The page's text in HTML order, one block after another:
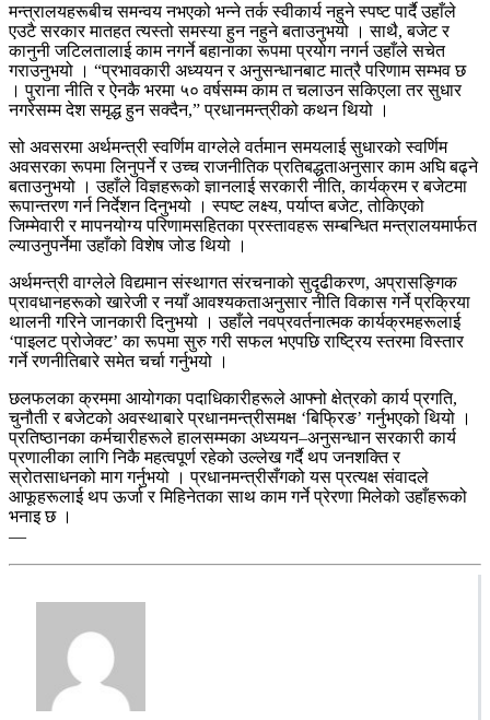
मन्त्रालयहरूबीच समन्वय नभएको भन्ने तर्क स्वीकार्य नहुने स्पष्ट पार्दै उहाँले
एउटै सरकार मातहत त्यस्तो समस्या हुन नहुने बताउनुभयो । साथै, बजेट र
कानुनी जटिलतालाई काम नगर्ने बहानाका रूपमा प्रयोग नगर्न उहाँले सचेत
गराउनुभयो । “प्रभावकारी अध्ययन र अनुसन्धानबाट मात्रै परिणाम सम्भव छ
। पुराना नीति र ऐनकै भरमा ५० वर्षसम्म काम त चलाउन सकिएला तर सुधार
नगरेसम्म देश समृद्ध हुन सक्दैन,” प्रधानमन्त्रीको कथन थियो ।
सो अवसरमा अर्थमन्त्री स्वर्णिम वाग्लेले वर्तमान समयलाई सुधारको स्वर्णिम
अवसरका रूपमा लिनुपर्ने र उच्च राजनीतिक प्रतिबद्धताअनुसार काम अघि बढ्ने
बताउनुभयो । उहाँले विज्ञहरूको ज्ञानलाई सरकारी नीति, कार्यक्रम र बजेटमा
रूपान्तरण गर्न निर्देशन दिनुभयो । स्पष्ट लक्ष्य, पर्याप्त बजेट, तोकिएको
जिम्मेवारी र मापनयोग्य परिणामसहितका प्रस्तावहरू सम्बन्धित मन्त्रालयमार्फत
ल्याउनुपर्नेमा उहाँको विशेष जोड थियो ।
अर्थमन्त्री वाग्लेले विद्यमान संस्थागत संरचनाको सुदृढीकरण, अप्रासङ्गिक
प्रावधानहरूको खारेजी र नयाँ आवश्यकताअनुसार नीति विकास गर्ने प्रक्रिया
थालनी गरिने जानकारी दिनुभयो । उहाँले नवप्रवर्तनात्मक कार्यक्रमहरूलाई
‘पाइलट प्रोजेक्ट’ का रूपमा सुरु गरी सफल भएपछि राष्ट्रिय स्तरमा विस्तार
गर्ने रणनीतिबारे समेत चर्चा गर्नुभयो ।
छलफलका क्रममा आयोगका पदाधिकारीहरूले आफ्नो क्षेत्रको कार्य प्रगति,
चुनौती र बजेटको अवस्थाबारे प्रधानमन्त्रीसमक्ष ‘बिफ्रिङ’ गर्नुभएको थियो ।
प्रतिष्ठानका कर्मचारीहरूले हालसम्मका अध्ययन–अनुसन्धान सरकारी कार्य
प्रणालीका लागि निकै महत्वपूर्ण रहेको उल्लेख गर्दै थप जनशक्ति र
स्रोतसाधनको माग गर्नुभयो । प्रधानमन्त्रीसँगको यस प्रत्यक्ष संवादले
आफूहरूलाई थप ऊर्जा र मिहिनेतका साथ काम गर्ने प्रेरणा मिलेको उहाँहरूको
भनाइ छ ।
—